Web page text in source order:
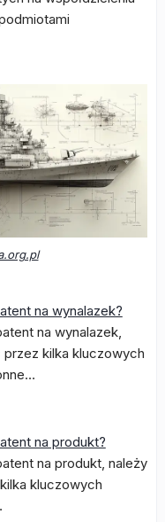
na wynalazek?
na wynalazek,
kilka kluczowych
na produkt?
na produkt, należy
kluczowych